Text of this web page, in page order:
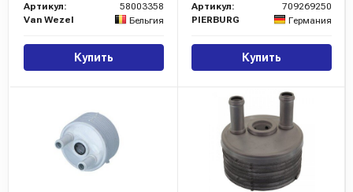
Артикул:
58003358
Van Wezel
Бельгия
Купить
Артикул:
709269250
PIERBURG
Германия
Купить